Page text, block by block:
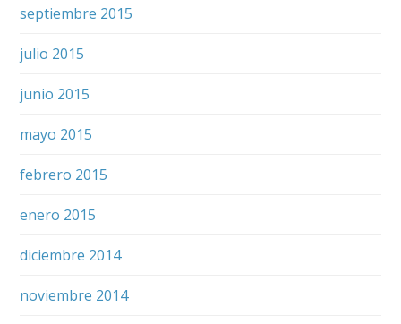
septiembre 2015
julio 2015
junio 2015
mayo 2015
febrero 2015
enero 2015
diciembre 2014
noviembre 2014